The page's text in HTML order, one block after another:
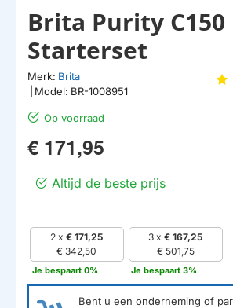
Op voorraad
Brita Purity C150
Starterset
Merk: Brita
Model: BR-1008951
€ 171,95
Altijd de beste prijs
2 x€ 171,25
€ 342,50
Je bespaart 0%
3 x€ 167,25
€ 501,75
Je bespaart 3%
Bent u een onderneming of